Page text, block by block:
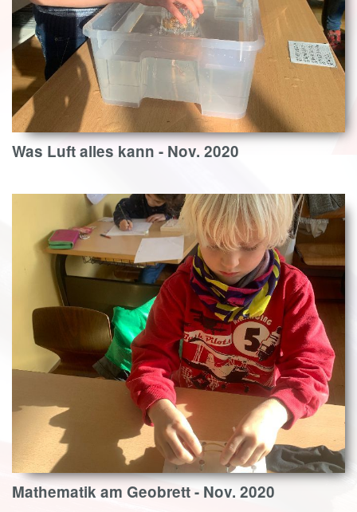
Was Luft alles kann - Nov. 2020
Mathematik am Geobrett - Nov. 2020